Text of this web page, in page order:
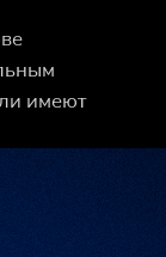
имеют